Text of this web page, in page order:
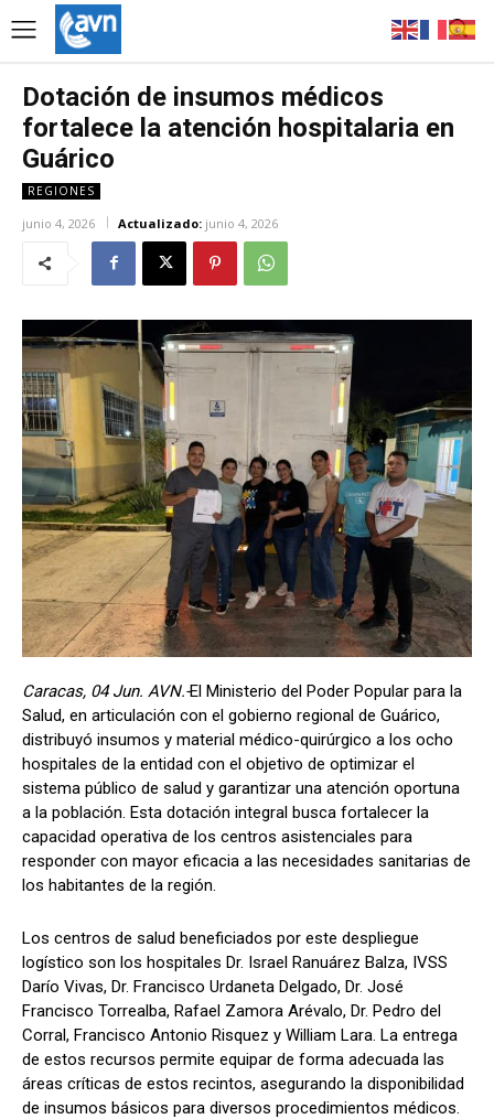
Dotación de insumos médicos
fortalece la atención hospitalaria en
Guárico
REGIONES
junio 4, 2026 Actualizado: junio 4, 2026
Caracas, 04 Jun. AVN.-El Ministerio del Poder Popular para la
Salud, en articulación con el gobierno regional de Guárico,
distribuyó insumos y material médico-quirúrgico a los ocho
hospitales de la entidad con el objetivo de optimizar el
sistema público de salud y garantizar una atención oportuna
a la población. Esta dotación integral busca fortalecer la
capacidad operativa de los centros asistenciales para
responder con mayor eficacia a las necesidades sanitarias de
los habitantes de la región.
Los centros de salud beneficiados por este despliegue
logístico son los hospitales Dr. Israel Ranuárez Balza, IVSS
Darío Vivas, Dr. Francisco Urdaneta Delgado, Dr. José
Francisco Torrealba, Rafael Zamora Arévalo, Dr. Pedro del
Corral, Francisco Antonio Risquez y William Lara. La entrega
de estos recursos permite equipar de forma adecuada las
áreas críticas de estos recintos, asegurando la disponibilidad
de insumos básicos para diversos procedimientos médicos.